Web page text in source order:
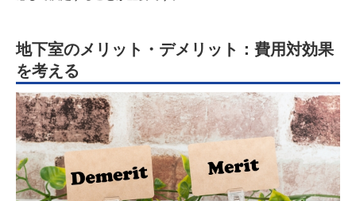
地下室のメリット・デメリット：費用対効果
を考える